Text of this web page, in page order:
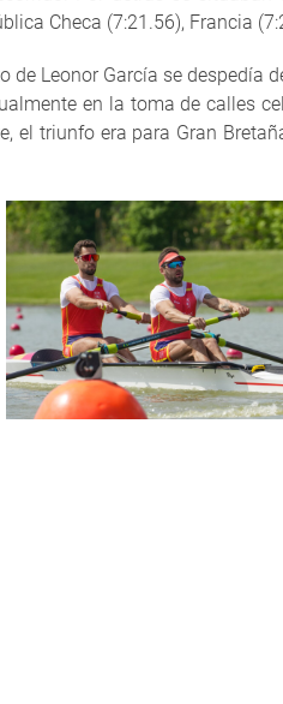
Checa (7:21.56), Francia
de Leonor García se despedía
en la toma de calles
el triunfo era para Gran